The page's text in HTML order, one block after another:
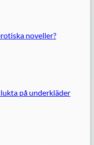
noveller?
på underkläder